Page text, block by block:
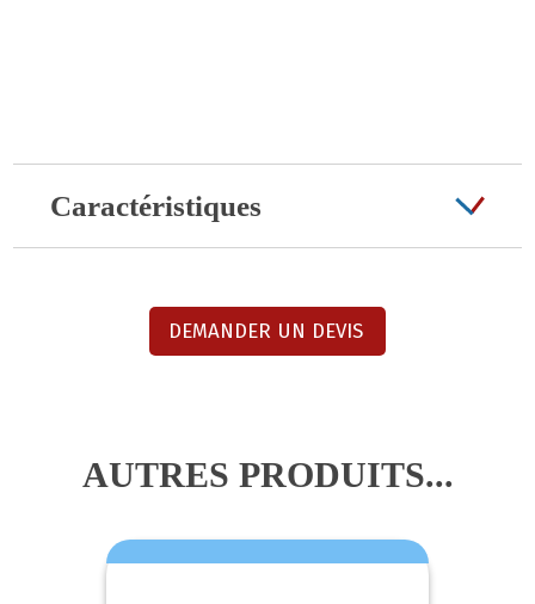
Caractéristiques
DEMANDER UN DEVIS
AUTRES PRODUITS...